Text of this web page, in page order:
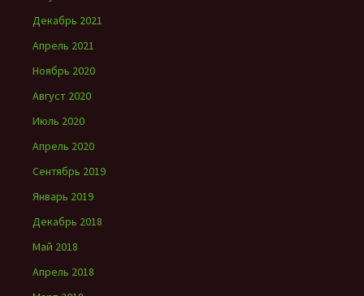
Декабрь 2021
Апрель 2021
Ноябрь 2020
Август 2020
Июль 2020
Апрель 2020
Сентябрь 2019
Январь 2019
Декабрь 2018
Май 2018
Апрель 2018